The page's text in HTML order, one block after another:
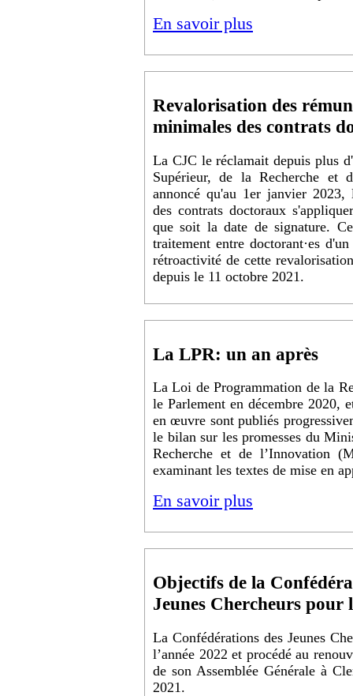
En savoir plus
Revalorisation des
minimales des contrats
La CJC le réclamait depuis plus
Supérieur, de la Recherche et
annoncé qu'au 1er janvier
des contrats doctoraux
que soit la date de signature.
traitement entre doctorant·es
rétroactivité de cette
depuis le 11 octobre 2021.
La LPR: un an après
La Loi de Programmation de la
le Parlement en décembre 2020,
en œuvre sont publiés
le bilan sur les promesses du
Recherche et de l’Innovation
examinant les textes de mise en
En savoir plus
Objectifs de la
Jeunes Chercheurs pour
La Confédérations des Jeunes
l’année 2022 et procédé au
de son Assemblée Générale à
2021.